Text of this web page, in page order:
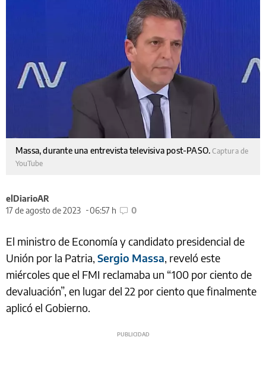
Massa, durante una entrevista televisiva post-PASO.Captura de
YouTube
elDiarioAR
17 de agosto de 2023
06:57 h 0
El ministro de Economía y candidato presidencial de
Unión por la Patria, Sergio Massa, reveló este
miércoles que el FMI reclamaba un “100 por ciento de
devaluación”, en lugar del 22 por ciento que finalmente
aplicó el Gobierno.